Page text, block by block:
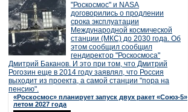
"Роскосмос" и NASA
договорились о продлении
срока эксплуатации
Международной космической
станции (МКС) до 2030 года. Об
этом сообщил сообщил
гендиректор "Роскосмоса"
Дмитрий Баканов. И это при том, что Дмитрий
Рогозин еще в 2014 году заявлял, что Россия
выходит из проекта, а самой станции "пора на
пенсию".
«Роскосмос» планирует запуск двух ракет «Союз-5»
летом 2027 года